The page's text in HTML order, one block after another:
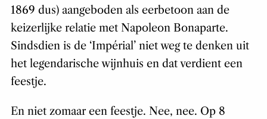
1869 dus) aangeboden als eerbetoon aan de
keizerlijke relatie met Napoleon Bonaparte.
Sindsdien is de ‘Impérial’ niet weg te denken uit
het legendarische wijnhuis en dat verdient een
feestje.
En niet zomaar een feestje. Nee, nee. Op 8